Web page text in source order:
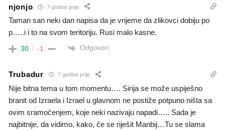
njonjo 7 godine prije
Taman san neki dan napisa da je vrijeme da zlikovci dobiju po
p…..i i to na svom teritoriju. Rusi malo kasne.
30 -1 Odgovori
Trubadur 7 godine prije
Nije bitna tema u tom momentu…. Sirija se može uspiješno
branit od Izraela i Izrael u glavnom ne postiže potpuno ništa sa
ovim sramočenjem, koje neki nazivaju napadi….. Sada je
najbitnije, da vidimo, kako, če se riješit Manbij…Tu se slama